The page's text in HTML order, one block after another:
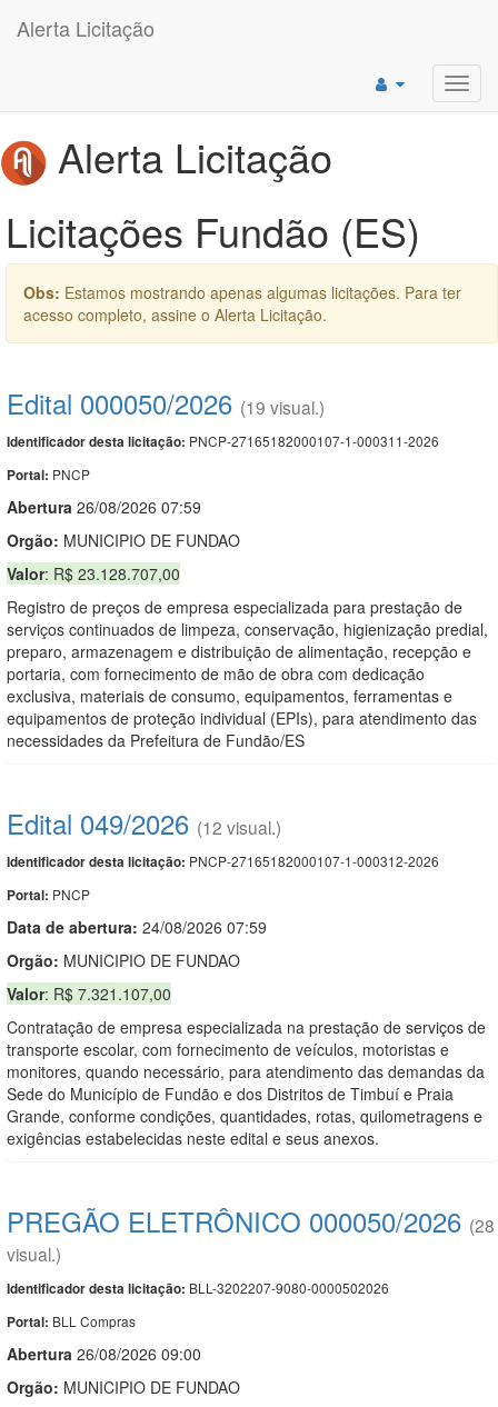
Alerta Licitação
Alerta Licitação
Licitações Fundão (ES)
Obs: Estamos mostrando apenas algumas licitações. Para ter
acesso completo, assine o Alerta Licitação.
Edital 000050/2026 (19 visual.)
Identificador desta licitação: PNCP-27165182000107-1-000311-2026
Portal: PNCP
Abertura 26/08/2026 07:59
Orgão: MUNICIPIO DE FUNDAO
Valor: R$ 23.128.707,00
Registro de preços de empresa especializada para prestação de
serviços continuados de limpeza, conservação, higienização predial,
preparo, armazenagem e distribuição de alimentação, recepção e
portaria, com fornecimento de mão de obra com dedicação
exclusiva, materiais de consumo, equipamentos, ferramentas e
equipamentos de proteção individual (EPIs), para atendimento das
necessidades da Prefeitura de Fundão/ES
Edital 049/2026 (12 visual.)
Identificador desta licitação: PNCP-27165182000107-1-000312-2026
Portal: PNCP
Data de abertura: 24/08/2026 07:59
Orgão: MUNICIPIO DE FUNDAO
Valor: R$ 7.321.107,00
Contratação de empresa especializada na prestação de serviços de
transporte escolar, com fornecimento de veículos, motoristas e
monitores, quando necessário, para atendimento das demandas da
Sede do Município de Fundão e dos Distritos de Timbuí e Praia
Grande, conforme condições, quantidades, rotas, quilometragens e
exigências estabelecidas neste edital e seus anexos.
PREGÃO ELETRÔNICO 000050/2026 (28
visual.)
Identificador desta licitação: BLL-3202207-9080-0000502026
Portal: BLL Compras
Abertura 26/08/2026 09:00
Orgão: MUNICIPIO DE FUNDAO